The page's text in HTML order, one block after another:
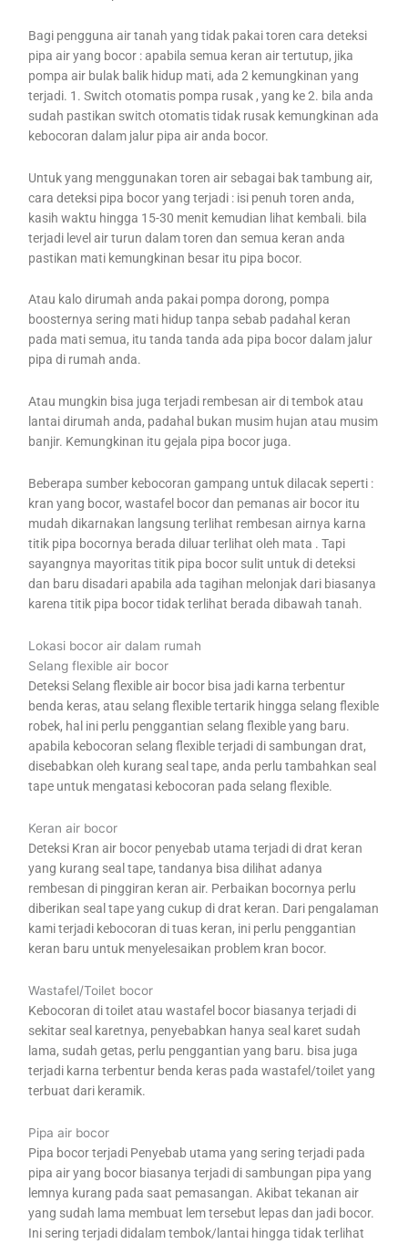
Bagi pengguna air tanah yang tidak pakai toren cara deteksi
pipa air yang bocor : apabila semua keran air tertutup, jika
pompa air bulak balik hidup mati, ada 2 kemungkinan yang
terjadi. 1. Switch otomatis pompa rusak , yang ke 2. bila anda
sudah pastikan switch otomatis tidak rusak kemungkinan ada
kebocoran dalam jalur pipa air anda bocor.
Untuk yang menggunakan toren air sebagai bak tambung air,
cara deteksi pipa bocor yang terjadi : isi penuh toren anda,
kasih waktu hingga 15-30 menit kemudian lihat kembali. bila
terjadi level air turun dalam toren dan semua keran anda
pastikan mati kemungkinan besar itu pipa bocor.
Atau kalo dirumah anda pakai pompa dorong, pompa
boosternya sering mati hidup tanpa sebab padahal keran
pada mati semua, itu tanda tanda ada pipa bocor dalam jalur
pipa di rumah anda.
Atau mungkin bisa juga terjadi rembesan air di tembok atau
lantai dirumah anda, padahal bukan musim hujan atau musim
banjir. Kemungkinan itu gejala pipa bocor juga.
Beberapa sumber kebocoran gampang untuk dilacak seperti :
kran yang bocor, wastafel bocor dan pemanas air bocor itu
mudah dikarnakan langsung terlihat rembesan airnya karna
titik pipa bocornya berada diluar terlihat oleh mata . Tapi
sayangnya mayoritas titik pipa bocor sulit untuk di deteksi
dan baru disadari apabila ada tagihan melonjak dari biasanya
karena titik pipa bocor tidak terlihat berada dibawah tanah.
Lokasi bocor air dalam rumah
Selang flexible air bocor
Deteksi Selang flexible air bocor bisa jadi karna terbentur
benda keras, atau selang flexible tertarik hingga selang flexible
robek, hal ini perlu penggantian selang flexible yang baru.
apabila kebocoran selang flexible terjadi di sambungan drat,
disebabkan oleh kurang seal tape, anda perlu tambahkan seal
tape untuk mengatasi kebocoran pada selang flexible.
Keran air bocor
Deteksi Kran air bocor penyebab utama terjadi di drat keran
yang kurang seal tape, tandanya bisa dilihat adanya
rembesan di pinggiran keran air. Perbaikan bocornya perlu
diberikan seal tape yang cukup di drat keran. Dari pengalaman
kami terjadi kebocoran di tuas keran, ini perlu penggantian
keran baru untuk menyelesaikan problem kran bocor.
Wastafel/Toilet bocor
Kebocoran di toilet atau wastafel bocor biasanya terjadi di
sekitar seal karetnya, penyebabkan hanya seal karet sudah
lama, sudah getas, perlu penggantian yang baru. bisa juga
terjadi karna terbentur benda keras pada wastafel/toilet yang
terbuat dari keramik.
Pipa air bocor
Pipa bocor terjadi Penyebab utama yang sering terjadi pada
pipa air yang bocor biasanya terjadi di sambungan pipa yang
lemnya kurang pada saat pemasangan. Akibat tekanan air
yang sudah lama membuat lem tersebut lepas dan jadi bocor.
Ini sering terjadi didalam tembok/lantai hingga tidak terlihat